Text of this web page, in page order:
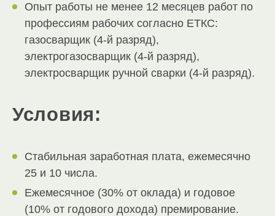
Опыт работы не менее 12 месяцев работ по
профессиям рабочих согласно ЕТКС:
газосварщик (4-й разряд),
электрогазосварщик (4-й разряд),
электросварщик ручной сварки (4-й разряд).
Условия:
Стабильная заработная плата, ежемесячно
25 и 10 числа.
Ежемесячное (30% от оклада) и годовое
(10% от годового дохода) премирование.